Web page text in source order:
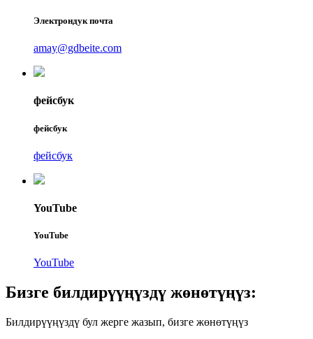
Электрондук почта
amay@gdbeite.com
фейсбук
фейсбук
фейсбук
YouTube
YouTube
YouTube
Бизге билдирүүңүздү жөнөтүңүз:
Билдирүүңүздү бул жерге жазып, бизге жөнөтүңүз